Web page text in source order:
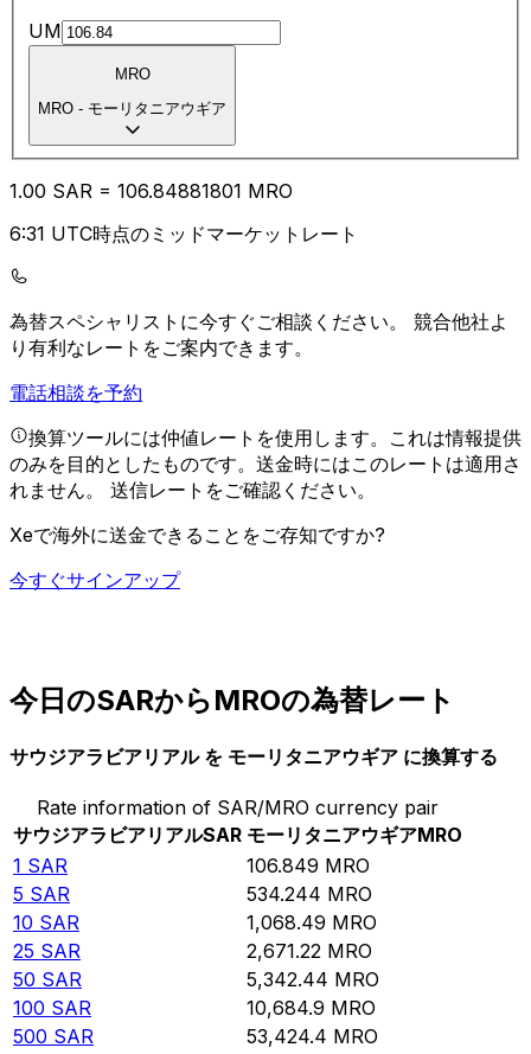
UM
MRO
MRO - モーリタニアウギア
1.00 SAR = 106.84881801 MRO
6:31 UTC時点のミッドマーケットレート
為替スペシャリストに今すぐご相談ください。 競合他社よ
り有利なレートをご案内できます。
電話相談を予約
換算ツールには仲値レートを使用します。これは情報提供
のみを目的としたものです。送金時にはこのレートは適用さ
れません。 送信レートをご確認ください。
Xeで海外に送金できることをご存知ですか?
今すぐサインアップ
今日のSARからMROの為替レート
サウジアラビアリアル を モーリタニアウギア に換算する
Rate information of SAR/MRO currency pair
サウジアラビアリアルSAR モーリタニアウギアMRO
1 SAR 106.849 MRO
5 SAR 534.244 MRO
10 SAR 1,068.49 MRO
25 SAR 2,671.22 MRO
50 SAR 5,342.44 MRO
100 SAR 10,684.9 MRO
500 SAR 53,424.4 MRO